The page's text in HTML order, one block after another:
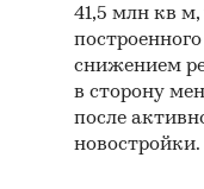
41,5 млн кв
снижением
в сторону
после
новостройки.